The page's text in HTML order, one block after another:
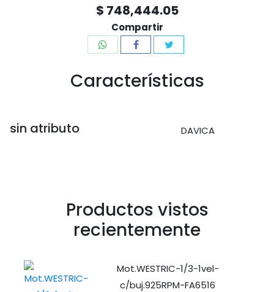
$ 748,444.05
Compartir
Características
sin atributo DAVICA
Productos vistos
recientemente
Mot.WESTRIC-1/3-1vel-
c/buj.925RPM-FA6516